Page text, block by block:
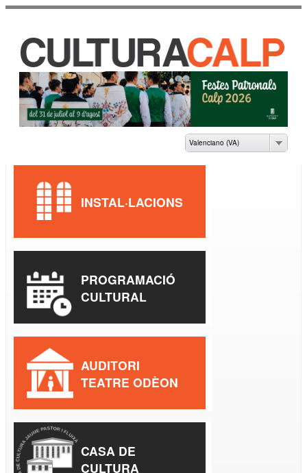
CASA DE CULTURA
JAUME PASTOR I
Valenciano (VA)
INSTAL·LACIONS
PROGRAMACIÓ
CULTURAL
AUDITORI
TEATRE ODÈON
CASA DE
CULTURA